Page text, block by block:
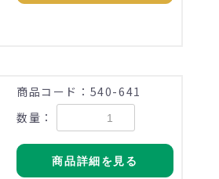
商品コード：540-641
数量：
商品詳細を見る